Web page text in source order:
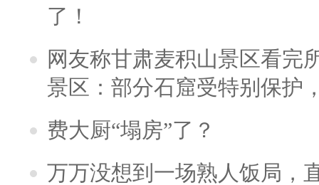
了！
网友称甘肃麦积山景区看完
景区：部分石窟受特别保护
费大厨“塌房”了？
万万没想到一场熟人饭局，